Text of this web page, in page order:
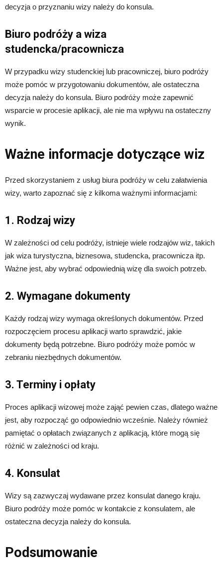
decyzja o przyznaniu wizy należy do konsula.
Biuro podróży a wiza
studencka/pracownicza
W przypadku wizy studenckiej lub pracowniczej, biuro podróży
może pomóc w przygotowaniu dokumentów, ale ostateczna
decyzja należy do konsula. Biuro podróży może zapewnić
wsparcie w procesie aplikacji, ale nie ma wpływu na ostateczny
wynik.
Ważne informacje dotyczące wiz
Przed skorzystaniem z usług biura podróży w celu załatwienia
wizy, warto zapoznać się z kilkoma ważnymi informacjami:
1. Rodzaj wizy
W zależności od celu podróży, istnieje wiele rodzajów wiz, takich
jak wiza turystyczna, biznesowa, studencka, pracownicza itp.
Ważne jest, aby wybrać odpowiednią wizę dla swoich potrzeb.
2. Wymagane dokumenty
Każdy rodzaj wizy wymaga określonych dokumentów. Przed
rozpoczęciem procesu aplikacji warto sprawdzić, jakie
dokumenty będą potrzebne. Biuro podróży może pomóc w
zebraniu niezbędnych dokumentów.
3. Terminy i opłaty
Proces aplikacji wizowej może zająć pewien czas, dlatego ważne
jest, aby rozpocząć go odpowiednio wcześnie. Należy również
pamiętać o opłatach związanych z aplikacją, które mogą się
różnić w zależności od kraju.
4. Konsulat
Wizy są zazwyczaj wydawane przez konsulat danego kraju.
Biuro podróży może pomóc w kontakcie z konsulatem, ale
ostateczna decyzja należy do konsula.
Podsumowanie